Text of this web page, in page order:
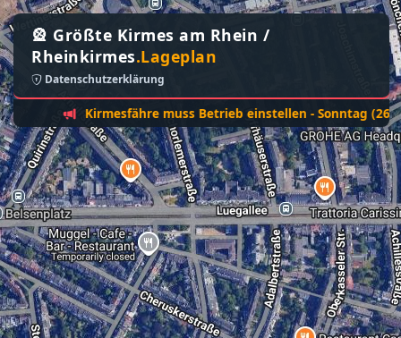
🎡 Größte Kirmes am Rhein /
Rheinkirmes.Lageplan
Datenschutzerklärung
Kirmesfähre muss Betrieb einstellen - Sonntag (26.